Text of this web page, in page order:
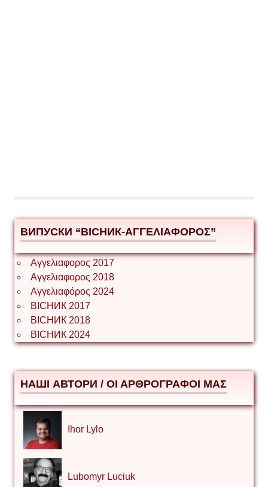
ВИПУСКИ “ВІСНИК-ΑΓΓΕΛΙΑΦΟΡΟΣ”
Αγγελιαφορος 2017
Αγγελιαφορος 2018
Αγγελιαφόρος 2024
ВІСНИК 2017
ВІСНИК 2018
ВІСНИК 2024
НАШІ АВТОРИ / ΟΙ ΑΡΘΡΟΓΡΑΦΟΙ ΜΑΣ
Ihor Lylo
Lubomyr Luciuk